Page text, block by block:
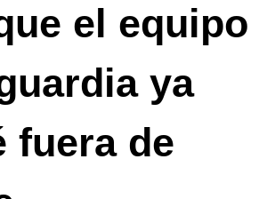
el equipo
ya
fuera de